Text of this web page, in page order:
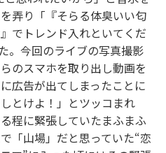
弄り「『そらる体臭いい匂
でトレンド入れといてくだ
。今回のライブの写真撮影
のスマホを取り出し動画を
広告が出てしまったことに
とけよ！」とツッコまれ
程に緊張していたまふまふ
「山場」だと思っていた“恋